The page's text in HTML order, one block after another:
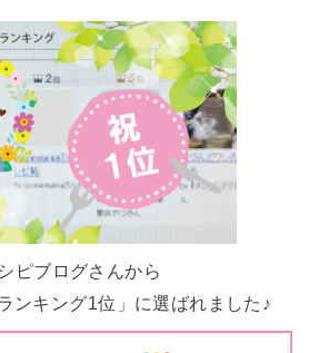
ピブログさんから
ンキング1位」に選ばれました♪